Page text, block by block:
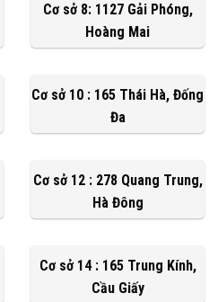
Cơ sở 8: 1127 Gải Phóng,
Hoàng Mai
Cơ sở 10 : 165 Thái Hà, Đống
Đa
Cơ sở 12 : 278 Quang Trung,
Hà Đông
Cơ sở 14 : 165 Trung Kính,
Cầu Giấy